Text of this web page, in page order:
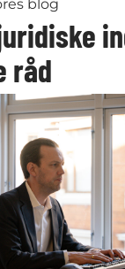
blog
råd